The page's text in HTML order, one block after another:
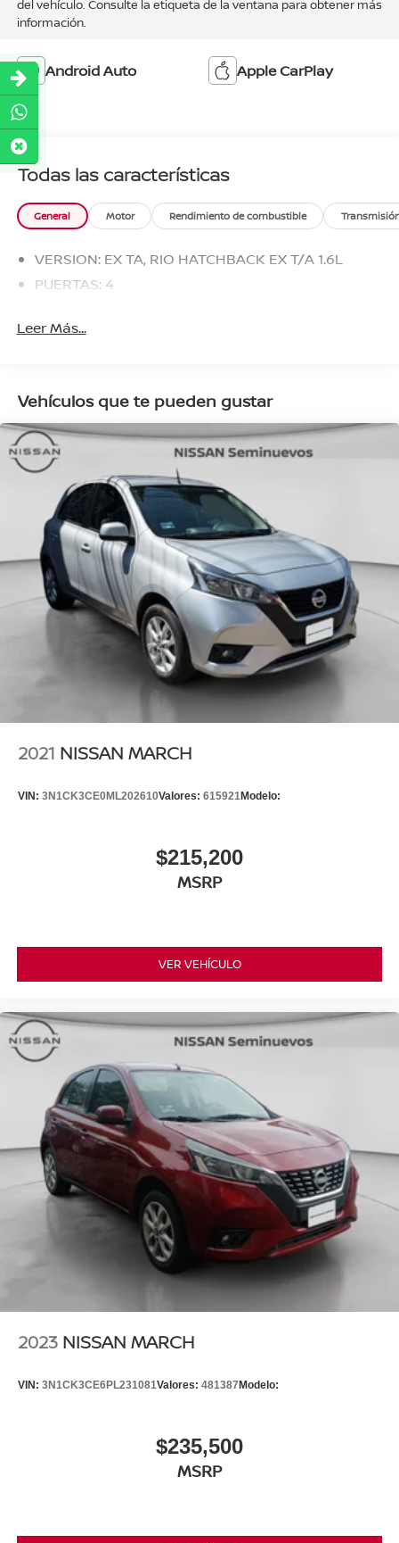
del vehículo. Consulte la etiqueta de la ventana para obtener más
información.
Android Auto Apple CarPlay
Todas las características
General Motor Rendimiento de combustible
VERSION: EX TA, RIO HATCHBACK EX T/A 1.6L
PUERTAS: 4
Leer Más...
Vehículos que te pueden gustar
2021 NISSAN MARCH
VIN: 3N1CK3CE0ML202610Valores: 615921Modelo:
$215,200
MSRP
VER VEHÍCULO
2023 NISSAN MARCH
VIN: 3N1CK3CE6PL231081Valores: 481387 Modelo:
$235,500
MSRP